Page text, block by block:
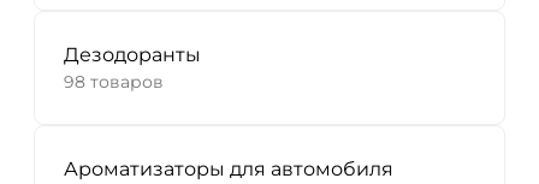
Дезодоранты
98 товаров
Ароматизаторы для автомобиля